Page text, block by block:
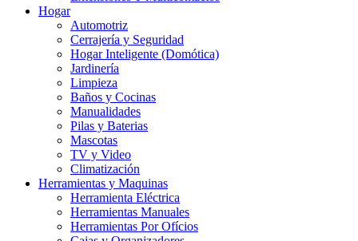
Hogar
Automotriz
Cerrajería y Seguridad
Hogar Inteligente (Domótica)
Jardinería
Limpieza
Baños y Cocinas
Manualidades
Pilas y Baterias
Mascotas
TV y Video
Climatización
Herramientas y Maquinas
Herramienta Eléctrica
Herramientas Manuales
Herramientas Por Ofícios